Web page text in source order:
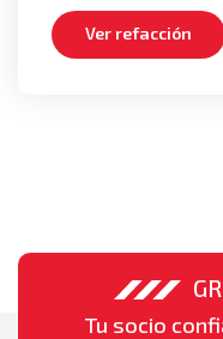
Ver refacción
Tu socio